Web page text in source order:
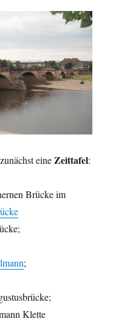
eine Zeittafel:
Brücke im
;
Klette